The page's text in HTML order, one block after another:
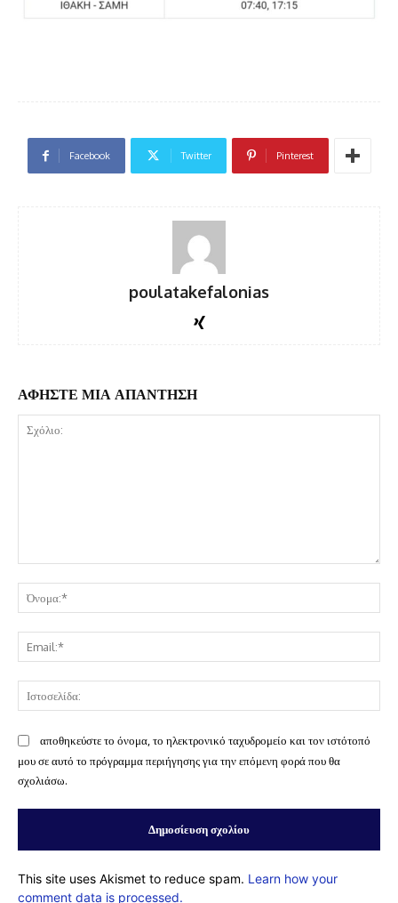
Facebook Twitter Pinterest
poulatakefalonias
ΑΦΗΣΤΕ ΜΙΑ ΑΠΑΝΤΗΣΗ
αποθηκεύστε το όνομα, το ηλεκτρονικό ταχυδρομείο και τον ιστότοπό
μου σε αυτό το πρόγραμμα περιήγησης για την επόμενη φορά που θα
σχολιάσω.
This site uses Akismet to reduce spam. Learn how your
comment data is processed.